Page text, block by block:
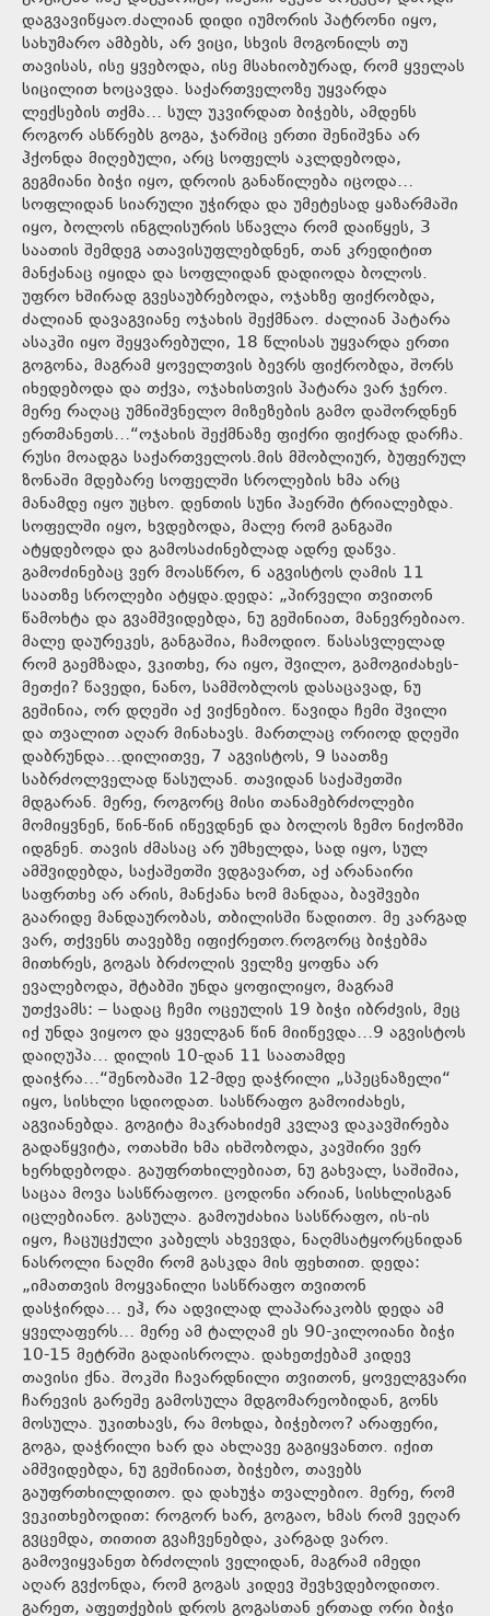
დაგვავიწყაო.ძალიან დიდი იუმორის პატრონი იყო,
სახუმარო ამბებს, არ ვიცი, სხვის მოგონილს თუ
თავისას, ისე ყვებოდა, ისე მსახიობურად, რომ ყველას
სიცილით ხოცავდა. საქართველოზე უყვარდა
ლექსების თქმა… სულ უკვირდათ ბიჭებს, ამდენს
როგორ ასწრებს გოგა, ჯარშიც ერთი შენიშვნა არ
ჰქონდა მიღებული, არც სოფელს აკლდებოდა,
გეგმიანი ბიჭი იყო, დროის განაწილება იცოდა…
სოფლიდან სიარული უჭირდა და უმეტესად ყაზარმაში
იყო, ბოლოს ინგლისურის სწავლა რომ დაიწყეს, 3
საათის შემდეგ ათავისუფლებდნენ, თან კრედიტით
მანქანაც იყიდა და სოფლიდან დადიოდა ბოლოს.
უფრო ხშირად გვესაუბრებოდა, ოჯახზე ფიქრობდა,
ძალიან დავაგვიანე ოჯახის შექმნაო. ძალიან პატარა
ასაკში იყო შეყვარებული, 18 წლისას უყვარდა ერთი
გოგონა, მაგრამ ყოველთვის ბევრს ფიქრობდა, შორს
იხედებოდა და თქვა, ოჯახისთვის პატარა ვარ ჯერო.
მერე რაღაც უმნიშვნელო მიზეზების გამო დაშორდნენ
ერთმანეთს…“ოჯახის შექმნაზე ფიქრი ფიქრად დარჩა.
რუსი მოადგა საქართველოს.მის მშობლიურ, ბუფერულ
ზონაში მდებარე სოფელში სროლების ხმა არც
მანამდე იყო უცხო. დენთის სუნი ჰაერში ტრიალებდა.
სოფელში იყო, ხვდებოდა, მალე რომ განგაში
ატყდებოდა და გამოსაძინებლად ადრე დაწვა.
გამოძინებაც ვერ მოასწრო, 6 აგვისტოს ღამის 11
საათზე სროლები ატყდა.დედა: „პირველი თვითონ
წამოხტა და გვამშვიდებდა, ნუ გეშინიათ, მანევრებიაო.
მალე დაურეკეს, განგაშია, ჩამოდიო. წასასვლელად
რომ გაემზადა, ვკითხე, რა იყო, შვილო, გამოგიძახეს-
მეთქი? წავედი, ნანო, სამშობლოს დასაცავად, ნუ
გეშინია, ორ დღეში აქ ვიქნებიო. წავიდა ჩემი შვილი
და თვალით აღარ მინახავს. მართლაც ორიოდ დღეში
დაბრუნდა…დილითვე, 7 აგვისტოს, 9 საათზე
საბრძოლველად წასულან. თავიდან საქაშეთში
მდგარან. მერე, როგორც მისი თანამებრძოლები
მომიყვნენ, წინ-წინ იწევდნენ და ბოლოს ზემო ნიქოზში
იდგნენ. თავის ძმასაც არ უმხელდა, სად იყო, სულ
ამშვიდებდა, საქაშეთში ვდგავართ, აქ არანაირი
საფრთხე არ არის, მანქანა ხომ მანდაა, ბავშვები
გაარიდე მანდაურობას, თბილისში წადითო. მე კარგად
ვარ, თქვენს თავებზე იფიქრეთო.როგორც ბიჭებმა
მითხრეს, გოგას ბრძოლის ველზე ყოფნა არ
ევალებოდა, შტაბში უნდა ყოფილიყო, მაგრამ
უთქვამს: – სადაც ჩემი ოცეულის 19 ბიჭი იბრძვის, მეც
იქ უნდა ვიყოო და ყველგან წინ მიიწევდა…9 აგვისტოს
დაიღუპა… დილის 10-დან 11 საათამდე
დაიჭრა…“შენობაში 12-მდე დაჭრილი „სპეცნაზელი“
იყო, სისხლი სდიოდათ. სასწრაფო გამოიძახეს,
აგვიანებდა. გოგიტა მაკრახიძემ კვლავ დაკავშირება
გადაწყვიტა, ოთახში ხმა იხშობოდა, კავშირი ვერ
ხერხდებოდა. გაუფრთხილებიათ, ნუ გახვალ, საშიშია,
საცაა მოვა სასწრაფოო. ცოდონი არიან, სისხლისგან
იცლებიანო. გასულა. გამოუძახია სასწრაფო, ის-ის
იყო, ჩაცუცქული კაბელს ახვევდა, ნაღმსატყორცნიდან
ნასროლი ნაღმი რომ გასკდა მის ფეხთით. დედა:
„იმათთვის მოყვანილი სასწრაფო თვითონ
დასჭირდა… ეჰ, რა ადვილად ლაპარაკობს დედა ამ
ყველაფერს… მერე ამ ტალღამ ეს 90-კილოიანი ბიჭი
10-15 მეტრში გადაისროლა. დახეთქებამ კიდევ
თავისი ქნა. შოკში ჩავარდნილი თვითონ, ყოველგვარი
ჩარევის გარეშე გამოსულა მდგომარეობიდან, გონს
მოსულა. უკითხავს, რა მოხდა, ბიჭებოო? არაფერი,
გოგა, დაჭრილი ხარ და ახლავე გაგიყვანთო. იქით
ამშვიდებდა, ნუ გეშინიათ, ბიჭებო, თავებს
გაუფრთხილდითო. და დახუჭა თვალებიო. მერე, რომ
ვეკითხებოდით: როგორ ხარ, გოგაო, ხმას რომ ვეღარ
გვცემდა, თითით გვაჩვენებდა, კარგად ვარო.
გამოვიყვანეთ ბრძოლის ველიდან, მაგრამ იმედი
აღარ გვქონდა, რომ გოგას კიდევ შევხვდებოდითო.
გარეთ, აფეთქების დროს გოგასთან ერთად ორი ბიჭი